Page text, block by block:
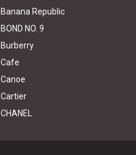
Banana Republic
BOND NO. 9
Burberry
Cafe
Canoe
Cartier
CHANEL